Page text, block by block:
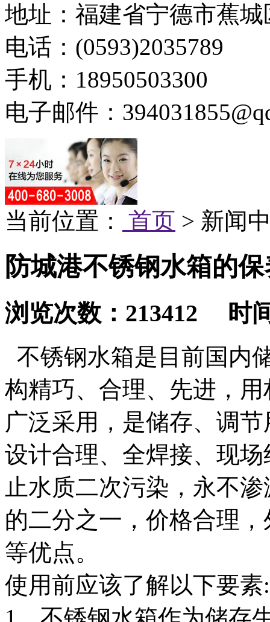
地址：福建省宁德市蕉
电话：(0593)2035789
手机：18950503300
电子邮件：
当前位置： 首页 > 新闻
防城港不锈钢水箱的
浏览次数：213412 时
不锈钢水箱是目前国内
构精巧、合理、先进，
广泛采用，是储存、调
设计合理、全焊接、现
止水质二次污染，永不
的二分之一，价格合理
等优点。
使用前应该了解以下要素: